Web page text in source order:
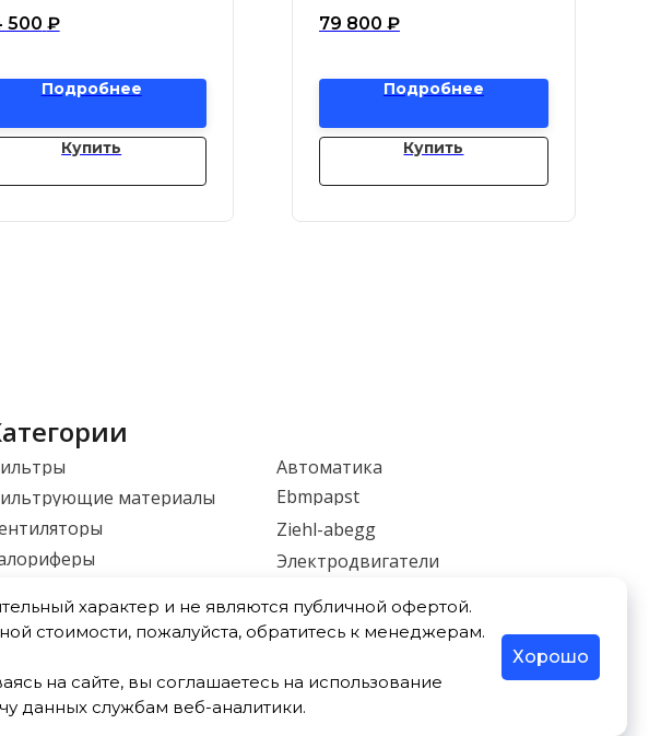
характер и не являются публичной офертой.
стоимости, пожалуйста, обратитесь к менеджерам.
на сайте, вы соглашаетесь на использование
данных службам веб-аналитики.
Хорошо
500 ₽
Подробнее
Купить
79 800 ₽
Подробнее
Купить
материалы
Ebmpapst
изделия
Автоматика
Ziehl-abegg
Электродвигатели
Насосы